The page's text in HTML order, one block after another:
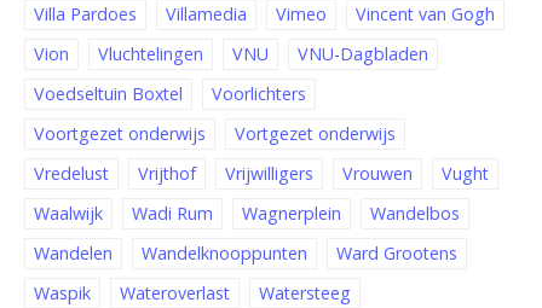
Villa Pardoes
Villamedia Vimeo
Vincent van Gogh
Vion
Vluchtelingen VNU
VNU-Dagbladen
Voedseltuin Boxtel
Voorlichters
Voortgezet onderwijs
Vortgezet onderwijs
Vredelust
Vrijthof Vrijwilligers Vrouwen
Vught
Waalwijk
Wadi Rum Wagnerplein
Wandelbos
Wandelen
Wandelknooppunten
Ward Grootens
Waspik
Wateroverlast
Watersteeg